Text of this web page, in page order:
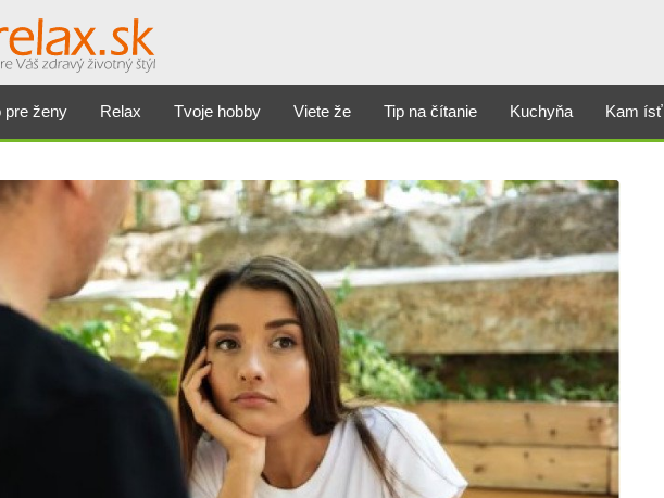
pre ženy Relax Tvoje hobby Viete že Tip na čítanie Kuchyňa Kam ísť